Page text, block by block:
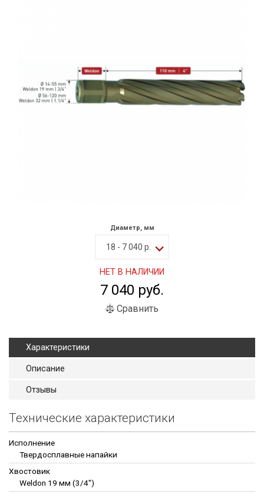
Диаметр, мм
18 - 7 040 р.
НЕТ В НАЛИЧИИ
7 040 руб.
Сравнить
Характеристики
Описание
Отзывы
Технические характеристики
Исполнение
Твердосплавные напайки
Хвостовик
Weldon 19 мм (3/4")